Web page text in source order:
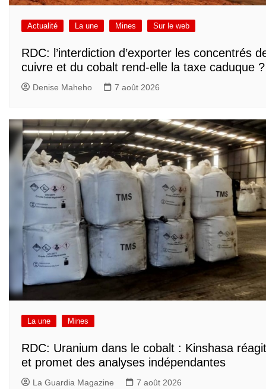
Actualité La une Mines Sur le web
RDC: l’interdiction d’exporter les concentrés
cuivre et du cobalt rend-elle la taxe caduque ?
Denise Maheho 7 août 2026
La une Mines
RDC: Uranium dans le cobalt : Kinshasa réagit
et promet des analyses indépendantes
La Guardia Magazine 7 août 2026